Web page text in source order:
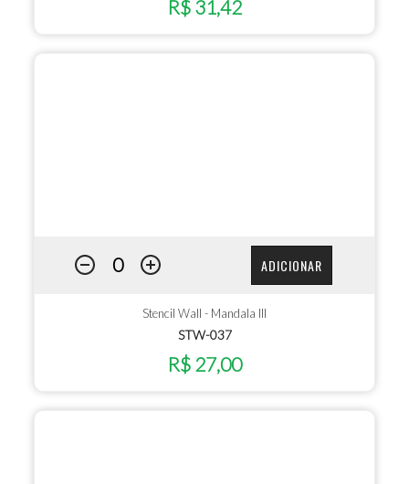
R$ 31,42
ADICIONAR
Stencil Wall - Mandala III
STW-037
R$ 27,00